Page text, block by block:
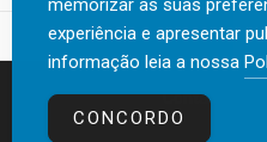
Contactos
memorizar as suas
experiência e apresentar
informação leia a nossa
CONCORDO